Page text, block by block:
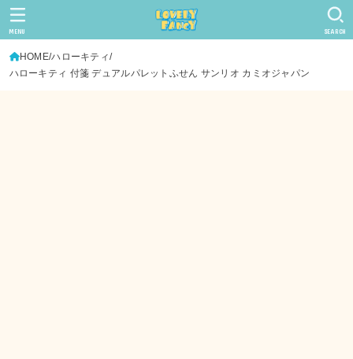
SEARCH
MENU
HOME ハローキティ
ハローキティ 付箋 デュアルパレットふせん サンリオ カミオジャパン